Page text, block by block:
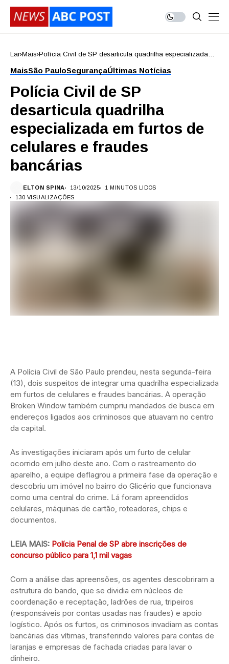
Lar Mais Polícia Civil de SP desarticula quadrilha especializada
MaisSão PauloSegurançaÚltimas Notícias
Polícia Civil de SP
desarticula quadrilha
especializada em furtos de
celulares e fraudes
bancárias
ELTON SPINA 13/10/2025
1 MINUTOS LIDOS
130 VISUALIZAÇÕES
A Polícia Civil de São Paulo prendeu, nesta segunda-feira
(13), dois suspeitos de integrar uma quadrilha especializada
em furtos de celulares e fraudes bancárias. A operação
Broken Window também cumpriu mandados de busca em
endereços ligados aos criminosos que atuavam no centro
da capital.
As investigações iniciaram após um furto de celular
ocorrido em julho deste ano. Com o rastreamento do
aparelho, a equipe deflagrou a primeira fase da operação e
descobriu um imóvel no bairro do Glicério que funcionava
como uma central do crime. Lá foram apreendidos
celulares, máquinas de cartão, roteadores, chips e
documentos.
LEIA MAIS: Polícia Penal de SP abre inscrições de
concurso público para 1,1 mil vagas
Com a análise das apreensões, os agentes descobriram a
estrutura do bando, que se dividia em núcleos de
coordenação e receptação, ladrões de rua, tripeiros
(responsáveis por contas usadas nas fraudes) e apoio
logístico. Após os furtos, os criminosos invadiam as contas
bancárias das vítimas, transferindo valores para contas de
laranjas e empresas de fachada criadas para lavar o
dinheiro.